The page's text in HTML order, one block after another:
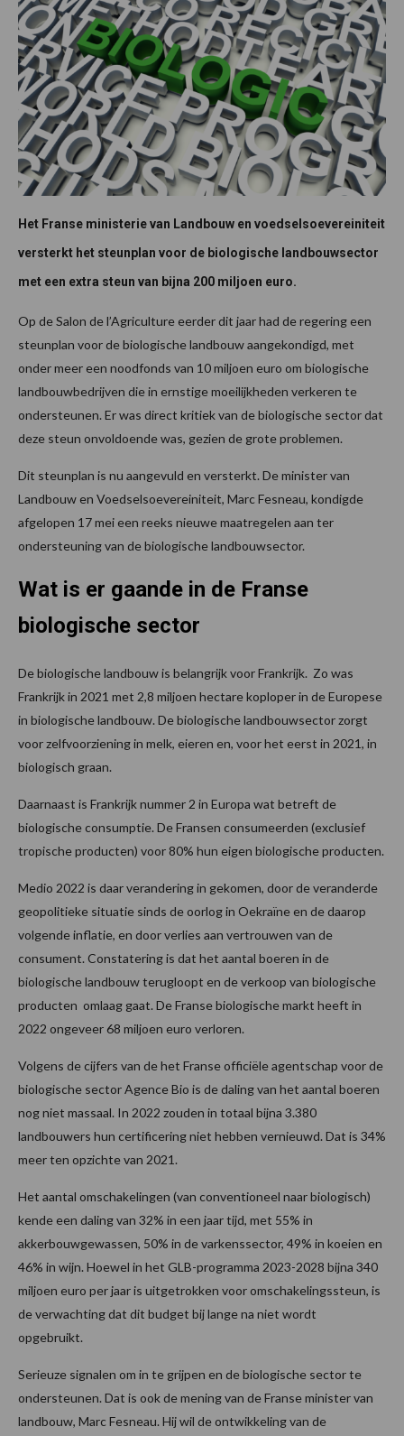
Het Franse ministerie van Landbouw en voedselsoevereiniteit
versterkt het steunplan voor de biologische landbouwsector
met een extra steun van bijna 200 miljoen euro.
Op de Salon de l’Agriculture eerder dit jaar had de regering een
steunplan voor de biologische landbouw aangekondigd, met
onder meer een noodfonds van 10 miljoen euro om biologische
landbouwbedrijven die in ernstige moeilijkheden verkeren te
ondersteunen. Er was direct kritiek van de biologische sector dat
deze steun onvoldoende was, gezien de grote problemen.
Dit steunplan is nu aangevuld en versterkt. De minister van
Landbouw en Voedselsoevereiniteit, Marc Fesneau, kondigde
afgelopen 17 mei een reeks nieuwe maatregelen aan ter
ondersteuning van de biologische landbouwsector.
Wat is er gaande in de Franse
biologische sector
De biologische landbouw is belangrijk voor Frankrijk. Zo was
Frankrijk in 2021 met 2,8 miljoen hectare koploper in de Europese
in biologische landbouw. De biologische landbouwsector zorgt
voor zelfvoorziening in melk, eieren en, voor het eerst in 2021, in
biologisch graan.
Daarnaast is Frankrijk nummer 2 in Europa wat betreft de
biologische consumptie. De Fransen consumeerden (exclusief
tropische producten) voor 80% hun eigen biologische producten.
Medio 2022 is daar verandering in gekomen, door de veranderde
geopolitieke situatie sinds de oorlog in Oekraïne en de daarop
volgende inflatie, en door verlies aan vertrouwen van de
consument. Constatering is dat het aantal boeren in de
biologische landbouw terugloopt en de verkoop van biologische
producten omlaag gaat. De Franse biologische markt heeft in
2022 ongeveer 68 miljoen euro verloren.
Volgens de cijfers van de het Franse officiële agentschap voor de
biologische sector Agence Bio is de daling van het aantal boeren
nog niet massaal. In 2022 zouden in totaal bijna 3.380
landbouwers hun certificering niet hebben vernieuwd. Dat is 34%
meer ten opzichte van 2021.
Het aantal omschakelingen (van conventioneel naar biologisch)
kende een daling van 32% in een jaar tijd, met 55% in
akkerbouwgewassen, 50% in de varkenssector, 49% in koeien en
46% in wijn. Hoewel in het GLB-programma 2023-2028 bijna 340
miljoen euro per jaar is uitgetrokken voor omschakelingssteun, is
de verwachting dat dit budget bij lange na niet wordt
opgebruikt.
Serieuze signalen om in te grijpen en de biologische sector te
ondersteunen. Dat is ook de mening van de Franse minister van
landbouw, Marc Fesneau. Hij wil de ontwikkeling van de